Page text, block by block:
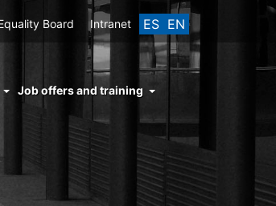
ES EN
Board Intranet
Job offers and training